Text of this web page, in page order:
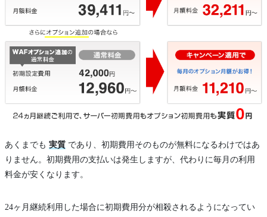
あくまでも 実質であり、初期費用そのものが無料になるわけではあ
りません。初期費用の支払いは発生しますが、代わりに毎月の利用
料金が安くなります。
24ヶ月継続利用した場合に初期費用分が相殺されるようになってい